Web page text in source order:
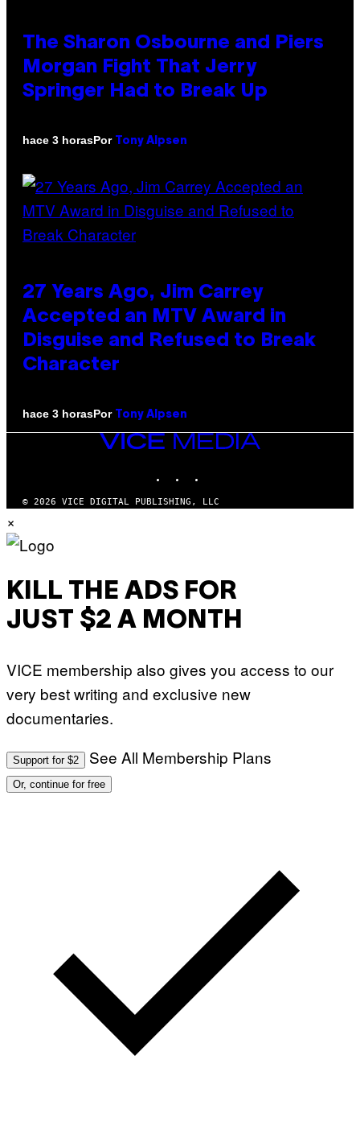
The Sharon Osbourne and Piers
Morgan Fight That Jerry
Springer Had to Break Up
hace 3 horasPor Tony Alpsen
27 Years Ago, Jim Carrey
Accepted an MTV Award in
Disguise and Refused to Break
Character
hace 3 horasPor Tony Alpsen
VICE
MEDIA
© 2026 VICE DIGITAL PUBLISHING, LLC
×
KILL THE ADS FOR
JUST $2 A MONTH
VICE membership also gives you access to our
very best writing and exclusive new
documentaries.
Support for $2 See All Membership Plans
Or, continue for free